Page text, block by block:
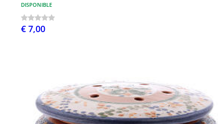
DISPONIBLE
€ 7,00